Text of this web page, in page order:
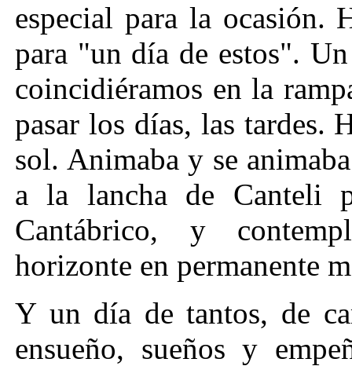
especial para la ocasión.
para "un día de estos".
coincidiéramos en la
pasar los días, las tardes.
sol. Animaba y se
a la lancha de Canteli
Cantábrico, y
horizonte en permanente
Y un día de tantos, de
ensueño, sueños y